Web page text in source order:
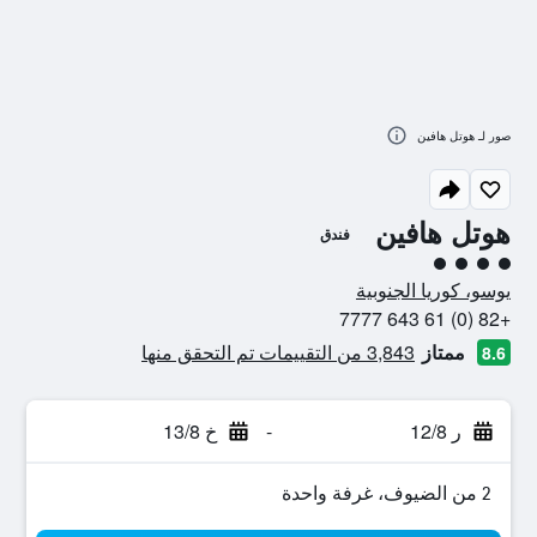
هوتل هافين فندق
تقييم فئة 4
يوسو، كوريا الجنوبية
+82 (0) 61 643 7777
8.6 ممتاز 3,843 من التقييمات تم التحقق منها
ر 12/8 - خ 13/8
2 من الضيوف، غرفة واحدة
صور لـ هوتل هافين